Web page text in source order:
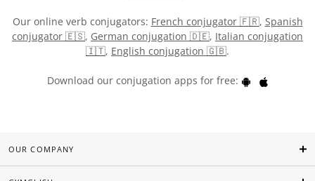
Our online verb conjugators: French conjugator 🇫🇷, Spanish
conjugator 🇪🇸, German conjugation 🇩🇪, Italian conjugation
🇮🇹, English conjugation 🇬🇧.
Download our conjugation apps for free:
OUR COMPANY